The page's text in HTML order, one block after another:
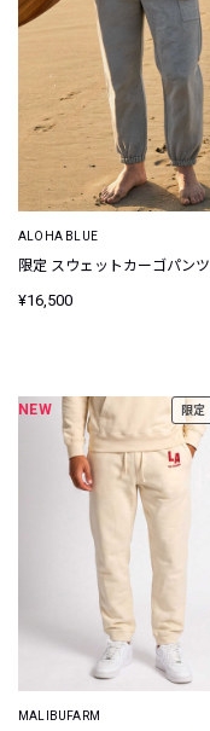
ALOHA BLUE
限定 スウェットカーゴパンツ
¥16,500
NEW 限定
MALIBUFARM